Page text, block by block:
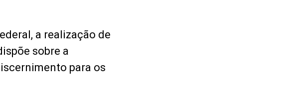
a realização de
sobre a
para os